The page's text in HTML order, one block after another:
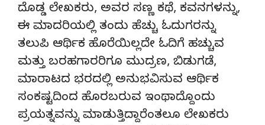
ದೊಡ್ಡ ಲೇಖಕರು, ಅವರ ಸಣ್ಣ ಕಥೆ, ಕವನಗಳನ್ನು,
ಈ ಮಾದರಿಯಲ್ಲಿ ತಂದು ಹೆಚ್ಚು ಓದುಗರನ್ನು
ತಲುಪಿ ಆರ್ಥಿಕ ಹೊರೆಯಿಲ್ಲದೇ ಓದಿಗೆ ಹಚ್ಚುವ
ಮತ್ತು ಬರಹಗಾರರಿಗೂ ಮುದ್ರಣ, ಬಿಡುಗಡೆ,
ಮಾರಾಟದ ಭರದಲ್ಲಿ ಅನುಭವಿಸುವ ಆರ್ಥಿಕ
ಸಂಕಷ್ಟದಿಂದ ಹೊರಬರುವ ಇಂಥಾದ್ದೊಂದು
ಪ್ರಯತ್ನವನ್ನು ಮಾಡುತ್ತಿದ್ದಾರೆಂತಲೂ ಲೇಖಕರು